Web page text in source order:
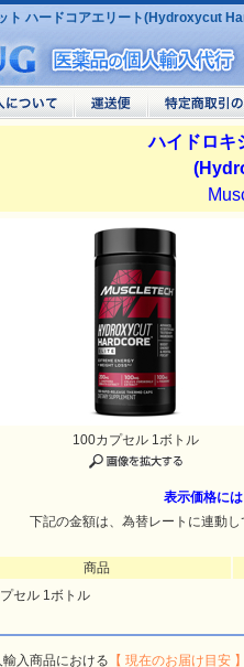
ト ハードコアエリート(Hydroxycut
ハイドロキ
100カプセル 1ボトル
表示価格に
下記の金額は、為替レートに連動し
商品
セル 1ボトル
入商品における 【 現在のお届け目安 】